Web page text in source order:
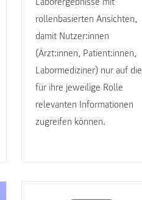
rollenbasierten Ansichten,
damit Nutzer:innen
(Ärzt:innen, Patient:innen,
Labormediziner) nur auf die
für ihre jeweilige Rolle
relevanten Informationen
zugreifen können.